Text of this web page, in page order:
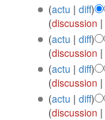
(actu | diff)
(discussion |
(actu | diff)
(discussion |
(actu | diff)
(discussion |
(actu | diff)
(discussion |